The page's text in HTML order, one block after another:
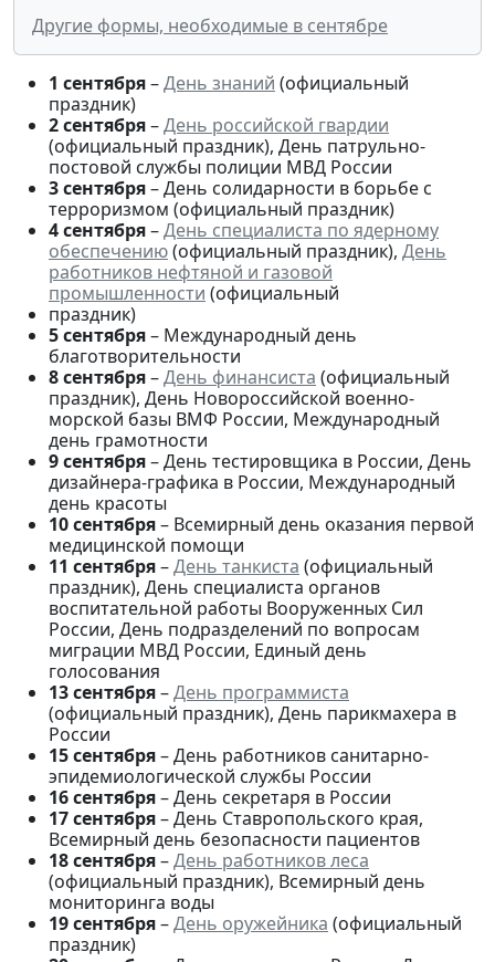
Другие формы, необходимые в сентябре
1 сентября–День знаний (официальный
праздник)
2 сентября–День российской гвардии
(официальный праздник), День патрульно-
постовой службы полиции МВД России
3 сентября– День солидарности в борьбе с
терроризмом (официальный праздник)
4 сентября–День специалиста по ядерному
обеспечению(официальный праздник), День
работников нефтяной и газовой
промышленности (официальный
праздник)
5 сентября– Международный день
благотворительности
8 сентября–День финансиста (официальный
праздник), День Новороссийской военно-
морской базы ВМФ России, Международный
день грамотности
9 сентября– День тестировщика в России, День
дизайнера-графика в России, Международный
день красоты
10 сентября– Всемирный день оказания первой
медицинской помощи
11 сентября–День танкиста (официальный
праздник), День специалиста органов
воспитательной работы Вооруженных Сил
России, День подразделений по вопросам
миграции МВД России, Единый день
голосования
13 сентября–День программиста
(официальный праздник), День парикмахера в
России
15 сентября– День работников санитарно-
эпидемиологической службы России
16 сентября– День секретаря в России
17 сентября– День Ставропольского края,
Всемирный день безопасности пациентов
18 сентября–День работников леса
(официальный праздник), Всемирный день
мониторинга воды
19 сентября–День оружейника (официальный
праздник)